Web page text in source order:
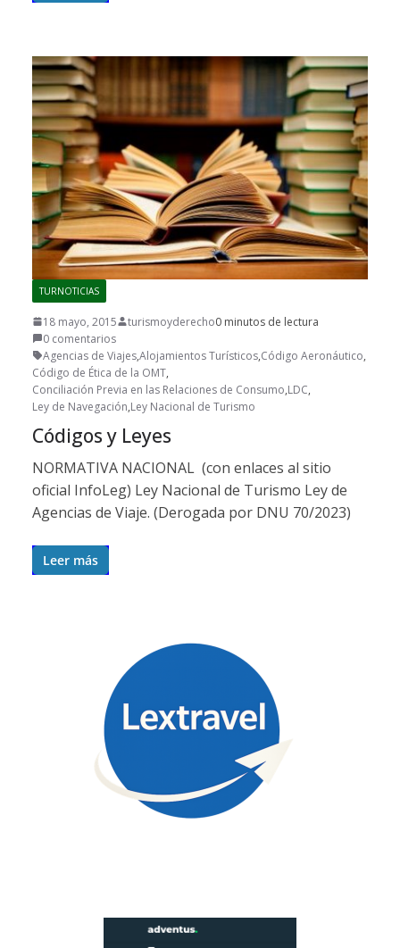
TURNOTICIAS
18 mayo, 2015 turismoyderecho0 minutos de lectura
0 comentarios
Agencias de Viajes,Alojamientos Turísticos,Código Aeronáutico,
Código de Ética de la OMT,
Conciliación Previa en las Relaciones de Consumo,LDC,
Ley de Navegación,Ley Nacional de Turismo
Códigos y Leyes
NORMATIVA NACIONAL (con enlaces al sitio
oficial InfoLeg) Ley Nacional de Turismo Ley de
Agencias de Viaje. (Derogada por DNU 70/2023)
Leer más